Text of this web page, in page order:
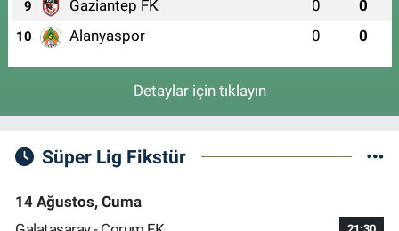
9 Gaziantep FK 0 0
10 Alanyaspor 0 0
Detaylar için tıklayın
Süper Lig Fikstür
14 Ağustos, Cuma